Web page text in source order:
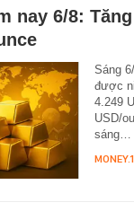
nay 6/8:
Sáng
được
4.249
USD/
sáng…